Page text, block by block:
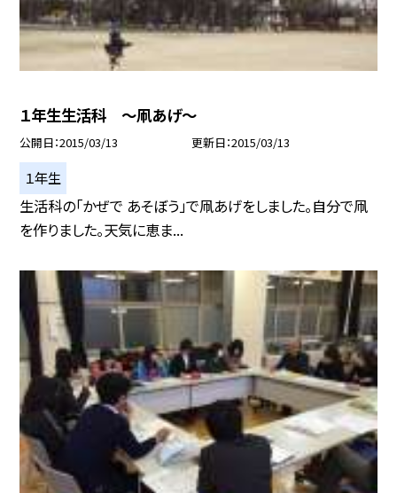
１年生生活科 〜凧あげ〜
公開日 2015/03/13 更新日 2015/03/13
１年生
生活科の「かぜで あそぼう」で凧あげをしました。自分で凧
を作りました。天気に恵ま...